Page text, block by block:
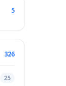
5
326
25